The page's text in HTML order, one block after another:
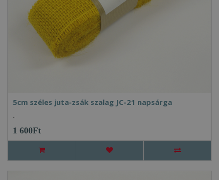
5cm széles juta-zsák szalag JC-21 napsárga
..
1 600Ft